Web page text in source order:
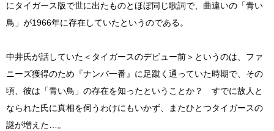
にタイガース版で世に出たものとほぼ同じ歌詞で、曲違いの「青い
鳥」が1966年に存在していたというのである。
中井氏が話していた＜タイガースのデビュー前＞というのは、ファ
ニーズ獲得のため『ナンバ一番』に足蹴く通っていた時期で、その
頃、彼は「青い鳥」の存在を知ったということか？ すでに故人と
なられた氏に真相を伺うわけにもいかず、またひとつタイガースの
謎が増えた…。